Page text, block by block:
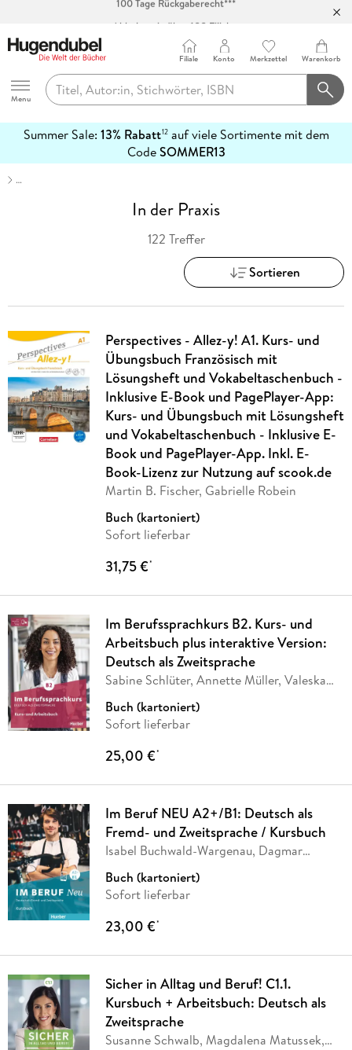
Abholung in über 100 Filialen
Hugendubel
Menu
Filiale Konto Merkzettel Warenkorb
Summer Sale: 13% Rabatt12auf viele Sortimente mit dem
CodeSOMMER13
erfahren
…
In der Praxis
122 Treffer
Sortieren
Perspectives - Allez-y! A1. Kurs- und
Übungsbuch Französisch mit
Lösungsheft und Vokabeltaschenbuch -
Inklusive E-Book und PagePlayer-App:
Kurs- und Übungsbuch mit Lösungsheft
und Vokabeltaschenbuch - Inklusive E-
Book und PagePlayer-App. Inkl. E-
Book-Lizenz zur Nutzung auf scook.de
Martin B. Fischer, Gabrielle Robein
Buch (kartoniert)
Sofort lieferbar
31,75 €*
Im Berufssprachkurs B2. Kurs- und
Arbeitsbuch plus interaktive Version:
Deutsch als Zweitsprache
Sabine Schlüter, Annette Müller, Valeska
Buch (kartoniert)
Sofort lieferbar
25,00 €*
Im Beruf NEU A2+/B1: Deutsch als
Fremd- und Zweitsprache / Kursbuch
Isabel Buchwald-Wargenau, Dagmar
Buch (kartoniert)
Sofort lieferbar
23,00 €*
Sicher in Alltag und Beruf! C1.1.
Kursbuch + Arbeitsbuch: Deutsch als
Zweitsprache
Susanne Schwalb, Magdalena Matussek,